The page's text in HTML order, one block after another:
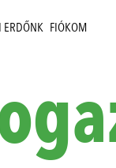
ERDŐNK FIÓKOM